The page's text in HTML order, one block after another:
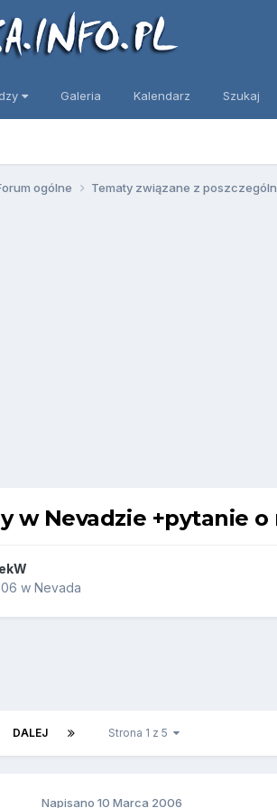
Galeria Kalendarz Szukaj
ogólne Tematy związane z
w Nevadzie +pytanie o
w Nevada
DALEJ Strona 1 z 5
Napisano 10 Marca 2006